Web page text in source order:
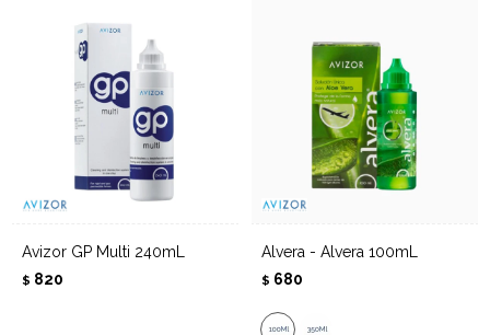
Avizor GP Multi 240mL
$ 820
Alvera - Alvera 100mL
$ 680